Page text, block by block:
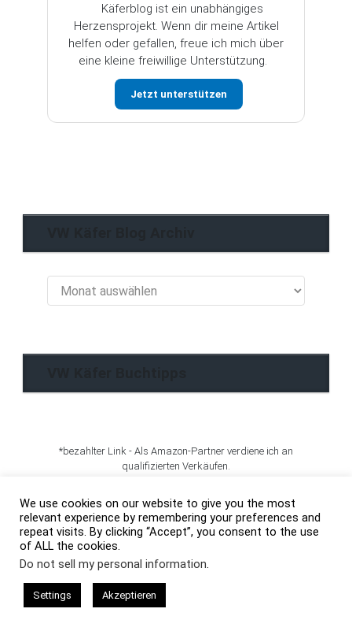
Käferblog ist ein unabhängiges
Herzensprojekt. Wenn dir meine Artikel
helfen oder gefallen, freue ich mich über
eine kleine freiwillige Unterstützung.
Jetzt unterstützen
Käfer
*bezahlter Link - Als Amazon-Partner verdiene ich an
qualifizierten Verkäufen.
Auto Abdeckplanen
Auto Zubehör Bestseller Liste
We use cookies on our website to give you the most
relevant experience by remembering your preferences and
repeat visits. By clicking “Accept”, you consent to the use
of ALL the cookies.
Do not sell my personal information.
Settings Akzeptieren